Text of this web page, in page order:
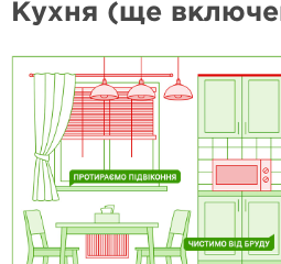
Кухня (ще